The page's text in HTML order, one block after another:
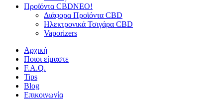
Προϊόντα CBDNEO!
Διάφορα Προϊόντα CBD
Ηλεκτρονικά Τσιγάρα CBD
Vaporizers
Αρχική
Ποιοι είμαστε
F.A.Q.
Tips
Blog
Επικοινωνία